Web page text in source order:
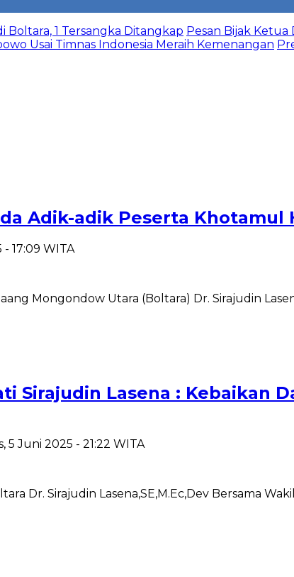
Boltara, 1 Tersangka Ditangkap Pesan Bijak Ketua
Usai Timnas Indonesia Meraih Kemenangan
Adik-adik Peserta Khotamul
- 17:09 WITA
Mongondow Utara (Boltara) Dr. Sirajudin
Sirajudin Lasena : Kebaikan
5 Juni 2025 - 21:22 WITA
Dr. Sirajudin Lasena,SE,M.Ec,Dev Bersama